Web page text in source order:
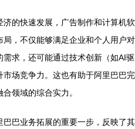
的快速发展，广告制作和计算机软
，不仅能够满足企业和个人用户对
求，还可能通过技术创新（如AI驱
场竞争力。这也有助于阿里巴巴完
领域的综合实力。
巴业务拓展的重要一步，反映了其